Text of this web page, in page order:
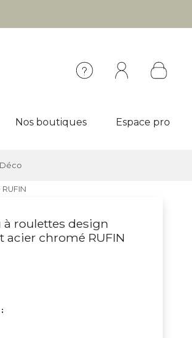
Nos boutiques Espace pro
Déco
à roulettes design
acier chromé RUFIN